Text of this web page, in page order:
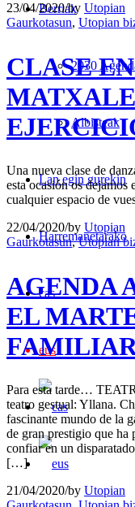
Berriak
2030
Albisteak
Lan egin gurekin
Harremanetarako
cas
eus
23/04/2020/by Utopian
Gaurkotasun, Utopian
CLASE
Una nueva clase de
esta ocasión os dejamos
cualquier espacio de
22/04/2020/by Utopian
Gaurkotasun,Utopian
AGENDA
EL
Para esta tarde…
teatro gestual: Yllana.
fascinante mundo de la
de gran prestigio que ha
confiar en un
[…]
21/04/2020/by Utopian